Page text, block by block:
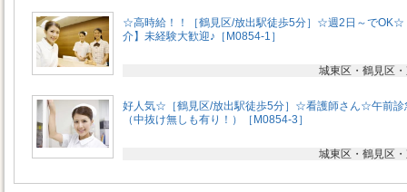
☆高時給！！［鶴見区/放出駅徒歩5分］☆週2日～でOK☆
介】未経験大歓迎♪［M0854-1］
城東区・鶴見区
好人気☆［鶴見区/放出駅徒歩5分］☆看護師さん☆午前診
（中抜け無しも有り！）［M0854-3］
城東区・鶴見区